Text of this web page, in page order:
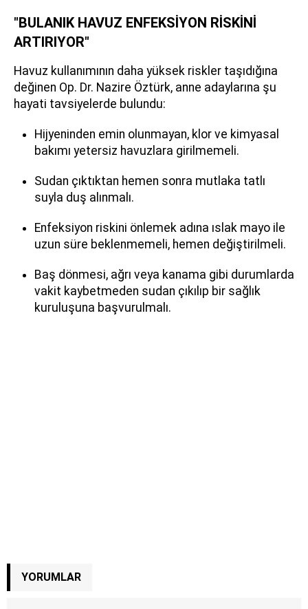
"BULANIK HAVUZ ENFEKSİYON RİSKİNİ
ARTIRIYOR"
Havuz kullanımının daha yüksek riskler taşıdığına
değinen Op. Dr. Nazire Öztürk, anne adaylarına şu
hayati tavsiyelerde bulundu:
Hijyeninden emin olunmayan, klor ve kimyasal
bakımı yetersiz havuzlara girilmemeli.
Sudan çıktıktan hemen sonra mutlaka tatlı
suyla duş alınmalı.
Enfeksiyon riskini önlemek adına ıslak mayo ile
uzun süre beklenmemeli, hemen değiştirilmeli.
Baş dönmesi, ağrı veya kanama gibi durumlarda
vakit kaybetmeden sudan çıkılıp bir sağlık
kuruluşuna başvurulmalı.
YORUMLAR